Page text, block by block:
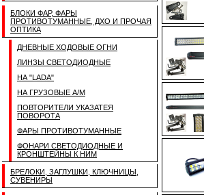
БЛОКИ ФАР, ФАРЫ
ПРОТИВОТУМАННЫЕ, ДХО И ПРОЧАЯ
ОПТИКА
ДНЕВНЫЕ ХОДОВЫЕ ОГНИ
ЛИНЗЫ СВЕТОДИОДНЫЕ
НА "LADA"
НА ГРУЗОВЫЕ А/М
ПОВТОРИТЕЛИ УКАЗАТЕЯ
ПОВОРОТА
ФАРЫ ПРОТИВОТУМАННЫЕ
ФОНАРИ СВЕТОДИОДНЫЕ И
КРОНШТЕЙНЫ К НИМ
БРЕЛОКИ, ЗАГЛУШКИ, КЛЮЧНИЦЫ,
СУВЕНИРЫ